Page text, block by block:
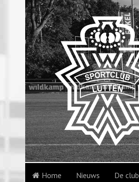
Home Nieuws De club